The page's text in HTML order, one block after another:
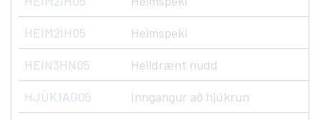
HEIM2IH05 Heimspeki
HEIN3HN05 Heildrænt nudd
HJÚK1AG05 Inngangur að hjúkrun